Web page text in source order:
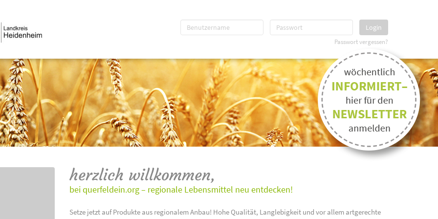
Login
Passwort vergessen?
herzlich willkommen,
bei querfeldein.org – regionale Lebensmittel neu entdecken!
Setze jetzt auf Produkte aus regionalem Anbau! Hohe Qualität, Langlebigkeit und vor allem artgerechte